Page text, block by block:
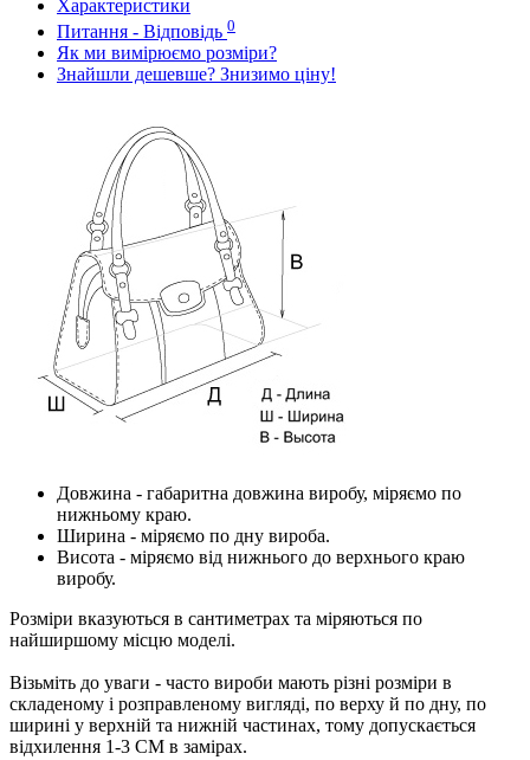
Характеристики
Питання - Відповідь 0
Як ми вимірюємо розміри?
Знайшли дешевше? Знизимо ціну!
Довжина - габаритна довжина виробу, міряємо по
нижньому краю.
Ширина - міряємо по дну вироба.
Висота - міряємо від нижнього до верхнього краю
виробу.
Розміри вказуються в сантиметрах та міряються по
найширшому місцю моделі.
Візьміть до уваги - часто вироби мають різні розміри в
складеному і розправленому вигляді, по верху й по дну, по
ширині у верхній та нижній частинах, тому допускається
відхилення 1-3 СМ в замірах.